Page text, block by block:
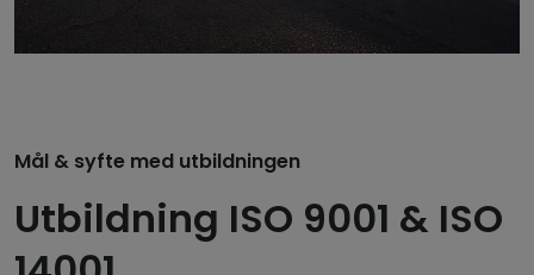
Mål & syfte med utbildningen
Utbildning ISO 9001 & ISO